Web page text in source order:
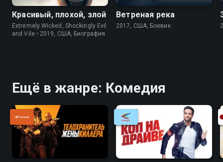
Красивый, плохой, злой
Extremely Wicked, Shockingly Evil
and Vile • 2019, США, Биография
Ветреная река
2017, США, Боевик
Ещё в жанре: Комедия